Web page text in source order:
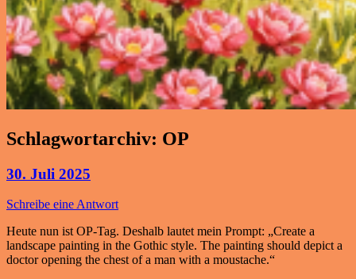
Schlagwortarchiv: OP
30. Juli 2025
Schreibe eine Antwort
Heute nun ist OP-Tag. Deshalb lautet mein Prompt: „Create a
landscape painting in the Gothic style. The painting should depict a
doctor opening the chest of a man with a moustache.“